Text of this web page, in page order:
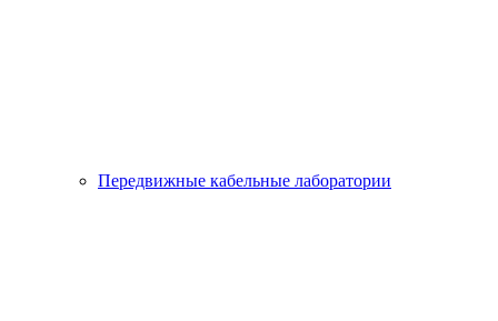
Передвижные кабельные лаборатории